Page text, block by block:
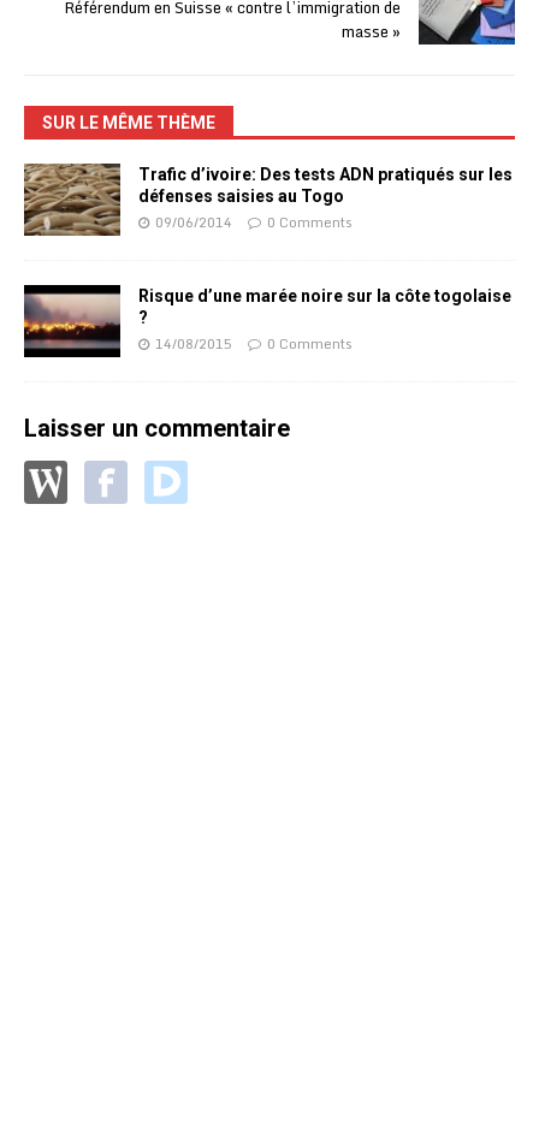
Référendum en Suisse « contre l’immigration de
masse »
SUR LE MÊME THÈME
Trafic d’ivoire: Des tests ADN pratiqués sur les
défenses saisies au Togo
09/06/2014 0 Comments
Risque d’une marée noire sur la côte togolaise
?
14/08/2015 0 Comments
Laisser un commentaire